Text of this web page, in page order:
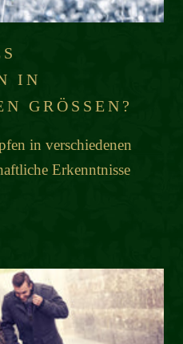
IN
GRÖSSEN?
in verschiedenen
Erkenntnisse